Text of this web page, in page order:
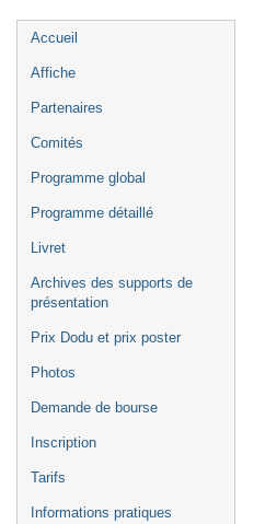
Menu
de
Accueil
Affiche
Partenaires
Comités
Programme global
Programme détaillé
Livret
Archives des supports de
présentation
Prix Dodu et prix poster
Photos
Demande de bourse
Inscription
Tarifs
Informations pratiques